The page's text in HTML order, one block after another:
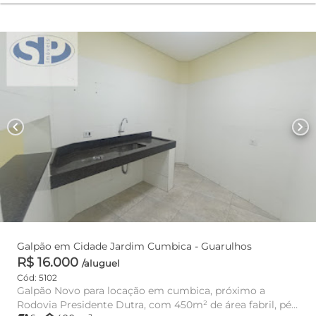
chevron_left chevron_right
Galpão em Cidade Jardim Cumbica - Guarulhos
R$ 16.000 /aluguel
Cód: 5102
Galpão Novo para locação em cumbica, próximo a
Rodovia Presidente Dutra, com 450m² de área fabril, pé